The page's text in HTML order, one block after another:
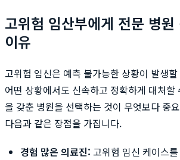
고위험 임산부에게 전문 병
이유
고위험 임신은 예측 불가능한 상황이 발생
어떤 상황에서도 신속하고 정확하게 대처할
을 갖춘 병원을 선택하는 것이 무엇보다 중
다음과 같은 장점을 가집니다.
경험 많은 의료진: 고위험 임신 케이스